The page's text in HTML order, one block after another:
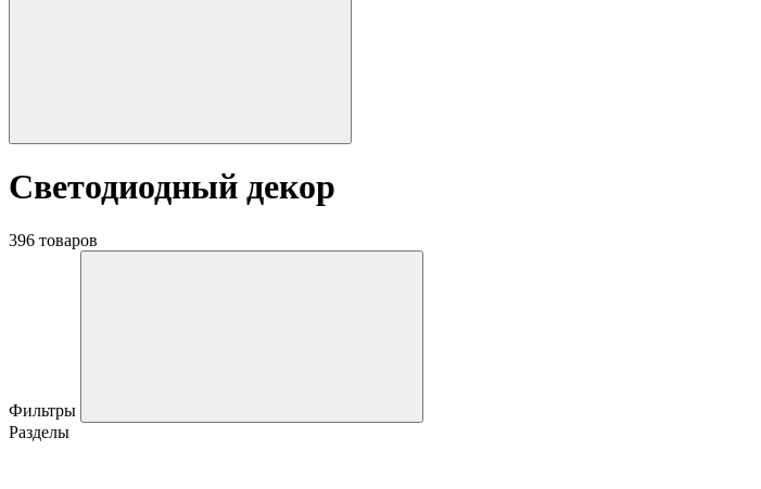
Светодиодный декор
396 товаров
Фильтры
Разделы